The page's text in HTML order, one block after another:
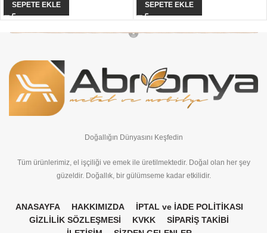
SEPETE EKLE SEPETE EKLE
Doğallığın Dünyasını Keşfedin
Tüm ürünlerimiz, el işçiliği ve emek ile üretilmektedir. Doğal olan her şey
güzeldir. Doğallık, bir gülümseme kadar etkilidir.
ANASAYFA HAKKIMIZDA
İPTAL ve İADE POLİTİKASI
GİZLİLİK SÖZLEŞMESİ
KVKK
SİPARİŞ TAKİBİ